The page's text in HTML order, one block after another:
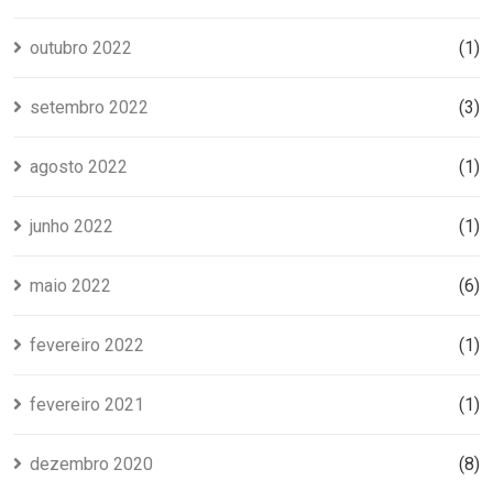
outubro 2022 (1)
setembro 2022 (3)
agosto 2022 (1)
junho 2022 (1)
maio 2022 (6)
fevereiro 2022 (1)
fevereiro 2021 (1)
dezembro 2020 (8)